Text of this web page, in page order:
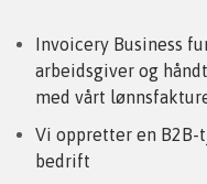
Invoicery Business
arbeidsgiver og
med vårt
Vi oppretter en
bedrift